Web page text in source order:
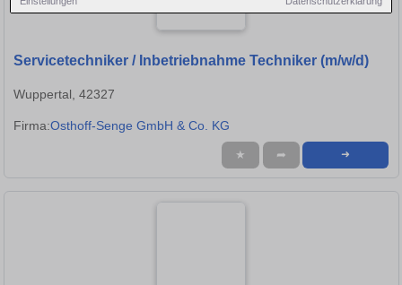
Servicetechniker / Inbetriebnahme Techniker (m/w/d)
Wuppertal, 42327
Firma:Osthoff-Senge GmbH & Co. KG
★ ➦ ➜